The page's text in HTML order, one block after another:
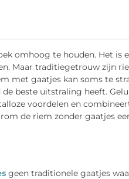
omhoog te houden. Het is
Maar traditiegetrouw zijn
met gaatjes kan soms te
beste uitstraling heeft.
voordelen en
de riem zonder gaatjes
geen traditionele gaatjes